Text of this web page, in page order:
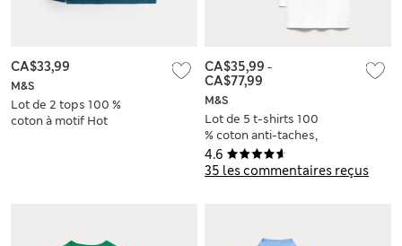
M&S
Lot de 2 tops 100 %
coton à motif Hot
CA$33,99
4.6
35 les commentaires reçus
M&S
Lot de 5 t-shirts 100
% coton anti-taches,
parfaits pour l’école
(du 2 au 16 ans)
CA$35,99 -
CA$77,99